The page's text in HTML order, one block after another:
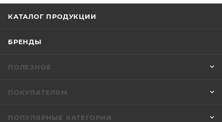
КАТАЛОГ ПРОДУКЦИИ
БРЕНДЫ
ПОЛЕЗНОЕ
ПОКУПАТЕЛЯМ
ПОПУЛЯРНЫЕ КАТЕГОРИИ